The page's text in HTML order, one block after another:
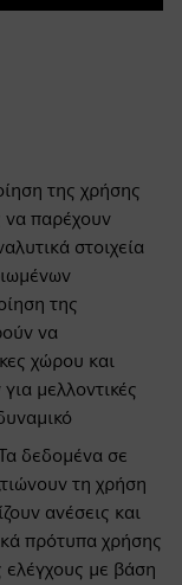
Settings
PIP
Enter
της χρήσης
να παρέχουν
στοιχεία
της
να
χώρου και
μελλοντικές
δεδομένα σε
τη χρήση
ανέσεις και
πρότυπα χρήσης
ελέγχους με βάση